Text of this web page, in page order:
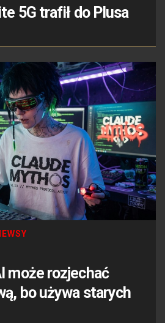
5G trafił do Plusa
może rozjechać
bo używa starych